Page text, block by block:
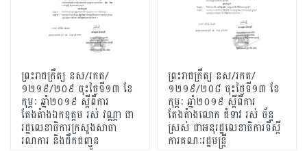
ព្រះរាជក្រឹត្យ ​នស/រកត/
១២១៩/២០៩ ចុះថ្ងៃទី១៣ ខែ
កុម្ភៈ ឆ្នាំ២០១៩ ស្ដីពីការ
តែងតំាងឯកឧត្ដម រស់ វណ្ណា ជា
រដ្ឋលេខាធិការក្រសួងសាធា
រណការ និងដឹកជញ្ជូន
ព្រះរាជក្រឹត្យ ​នស/រកត/
១២១៩/២០៨ ចុះថ្ងៃទី១៣ ខែ
កុម្ភៈ ឆ្នាំ២០១៩ ស្ដីពីការ
តែងតំាងលោក ជំទាវ រស់ ច័ន្ទ
ស្រស់ ជាអនុរដ្ឋលេខាធិការទីស្ដី
ការគណៈរដ្ឋមន្ត្រី